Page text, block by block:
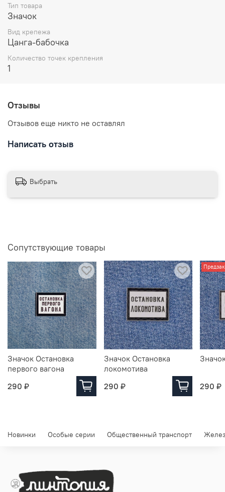
Тип товара
Значок
Вид крепежа
Цанга-бабочка
Количество точек крепления
1
Отзывы
Отзывов еще никто не оставлял
Написать отзыв
Выбрать
Сопутствующие товары
Значок Остановка
первого вагона
290 ₽
Значок Остановка
локомотива
290 ₽
290 ₽
Новинки Особые серии Общественный транспорт